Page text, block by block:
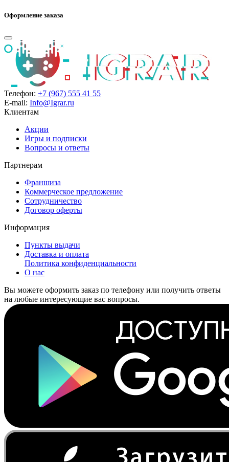
Оформление заказа
Телефон: +7 (967) 555 41 55
E-mail: Info@Igrar.ru
Клиентам
Акции
Игры и подписки
Вопросы и ответы
Партнерам
Франшиза
Коммерческое предложение
Сотрудничество
Договор оферты
Информация
Пункты выдачи
Доставка и оплата
Политика конфиденциальности
О нас
Вы можете оформить заказ по телефону или получить ответы
на любые интересующие вас вопросы.